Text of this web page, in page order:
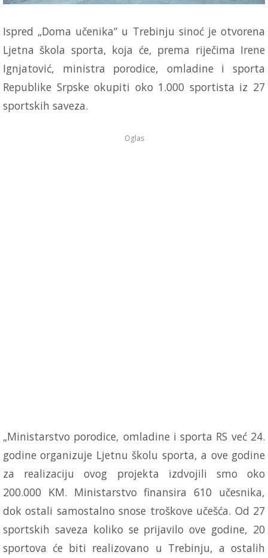
Ispred „Doma učenika“ u Trebinju sinoć je otvorena
Ljetna škola sporta, koja će, prema riječima Irene
Ignjatović, ministra porodice, omladine i sporta
Republike Srpske okupiti oko 1.000 sportista iz 27
sportskih saveza.
Oglas
„Ministarstvo porodice, omladine i sporta RS već 24.
godine organizuje Ljetnu školu sporta, a ove godine
za realizaciju ovog projekta izdvojili smo oko
200.000 KM. Ministarstvo finansira 610 učesnika,
dok ostali samostalno snose troškove učešća. Od 27
sportskih saveza koliko se prijavilo ove godine, 20
sportova će biti realizovano u Trebinju, a ostalih